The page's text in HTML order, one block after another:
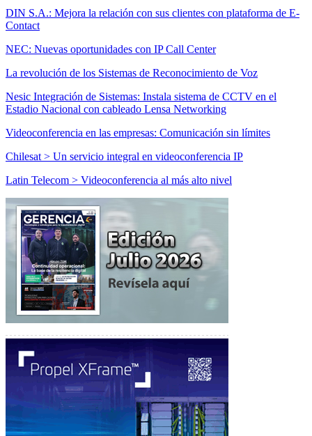
DIN S.A.: Mejora la relación con sus clientes con plataforma de E-
Contact
NEC: Nuevas oportunidades con IP Call Center
La revolución de los Sistemas de Reconocimiento de Voz
Nesic Integración de Sistemas: Instala sistema de CCTV en el
Estadio Nacional con cableado Lensa Networking
Videoconferencia en las empresas: Comunicación sin límites
Chilesat > Un servicio integral en videoconferencia IP
Latin Telecom > Videoconferencia al más alto nivel